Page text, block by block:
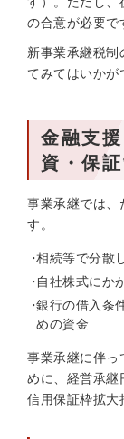
の合意が必要で
新事業承継税制
てみてはいかが
金融支
資・保証
事業承継では、
す。
相続等で分散
自社株式にか
銀行の借入条
めの資金
事業承継に伴っ
めに、経営承継
信用保証枠拡大